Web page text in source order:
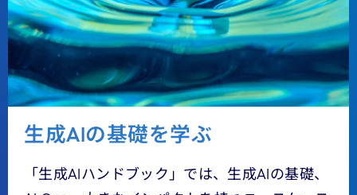
生成AIの基礎を学ぶ
「生成AIハンドブック」では、生成AIの基礎、